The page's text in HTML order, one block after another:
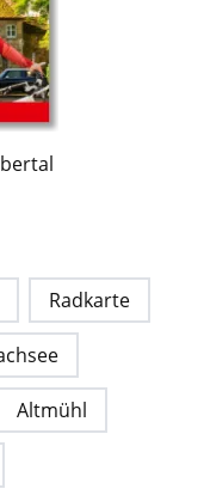
Radkarte
Altmühl